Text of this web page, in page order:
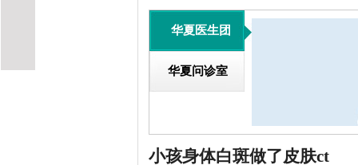
华夏医生团
华夏问诊室
小孩身体白斑做了皮肤ct